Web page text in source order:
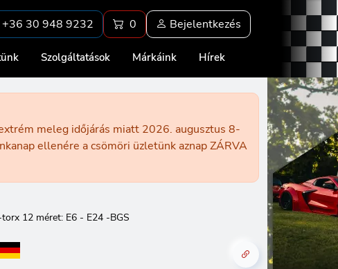
+36 30 948 9232 0 Bejelentkezés
Szolgáltatások Márkáink Hírek
meleg időjárás miatt 2026. augusztus 8-
ellenére a csömöri üzletünk aznap ZÁRVA
12 méret: E6 - E24 -BGS